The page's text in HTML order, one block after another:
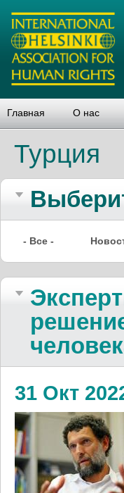
Главная О нас
Турция
- Все -
31 Окт